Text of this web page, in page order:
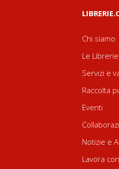
Chi siamo
Le Librerie
Servizi e
Raccolta
Eventi
Notizie e
Lavora